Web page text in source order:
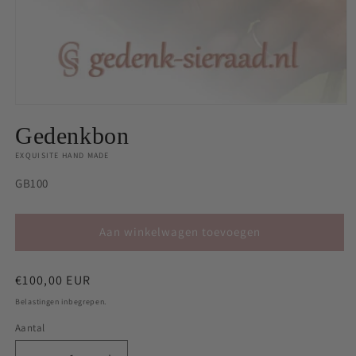
Gedenkbon
EXQUISITE HAND MADE
SKU:
GB100
Aan winkelwagen toevoegen
Normale
prijs
€100,00 EUR
Belastingen inbegrepen.
Aantal
Aantal